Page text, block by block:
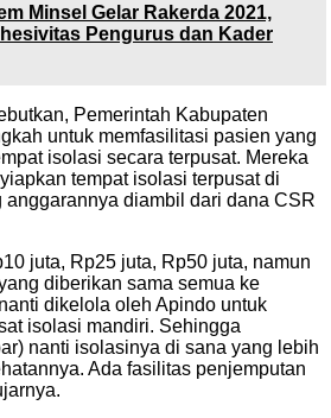
Minsel Gelar Rakerda 2021,
Pengurus dan Kader
Pemerintah Kabupaten
untuk memfasilitasi pasien yang
isolasi secara terpusat. Mereka
tempat isolasi terpusat di
anggarannya diambil dari dana CSR
juta, Rp25 juta, Rp50 juta, namun
diberikan sama semua ke
dikelola oleh Apindo untuk
isolasi mandiri. Sehingga
nanti isolasinya di sana yang lebih
Ada fasilitas penjemputan